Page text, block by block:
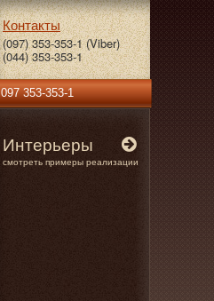
Контакты
(097) 353-353-1 (Viber)
(044) 353-353-1
097 353-353-1
Интерьеры
смотреть примеры реализации